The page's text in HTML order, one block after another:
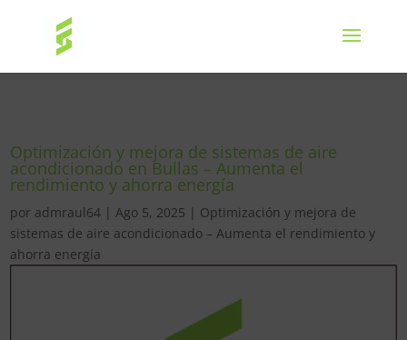
Optimización y mejora de sistemas de aire
acondicionado en Bullas – Aumenta el
rendimiento y ahorra energía
por admraul64 |Ago 5, 2025 | Optimización y mejora de
sistemas de aire acondicionado – Aumenta el rendimiento y
ahorra energía